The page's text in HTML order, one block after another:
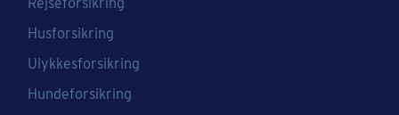
Husforsikring
Ulykkesforsikring
Hundeforsikring